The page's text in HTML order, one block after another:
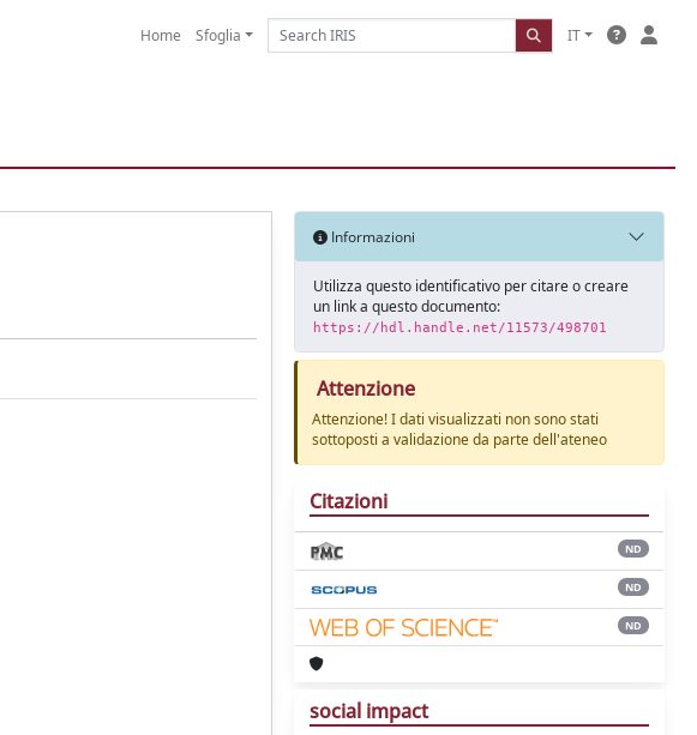
Home Sfoglia IT
Informazioni
Utilizza questo identificativo per citare o creare
un link a questo documento:
https://hdl.handle.net/11573/498701
Attenzione
Attenzione! I dati visualizzati non sono stati
sottoposti a validazione da parte dell'ateneo
Citazioni
ND
ND
ND
social impact